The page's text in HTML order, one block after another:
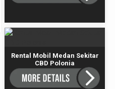
Rental Mobil Medan Sekitar
CBD Polonia